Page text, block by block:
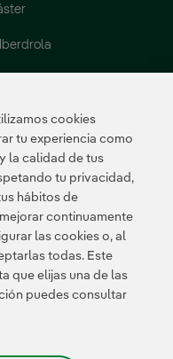
cookies
tu experiencia como
la calidad de tus
tu privacidad,
hábitos de
continuamente
las cookies o, al
todas. Este
que elijas una de las
puedes consultar